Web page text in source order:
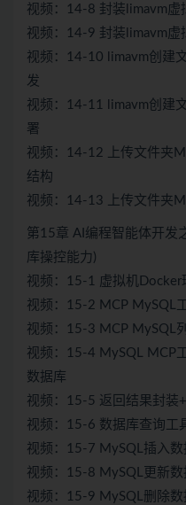
视频：14-8 封装limavm虚
视频：14-9 封装limavm虚
视频：14-10 limavm创建
发
视频：14-11 limavm创建
署
视频：14-12 上传文件夹
结构
视频：14-13 上传文件夹
第15章 AI编程智能体开发
库操控能力)
视频：15-1 虚拟机Docker
视频：15-2 MCP MySQL
视频：15-3 MCP MySQL
视频：15-4 MySQL MCP
数据库
视频：15-5 返回结果封装
视频：15-6 数据库查询工
视频：15-7 MySQL插入数
视频：15-8 MySQL更新数
视频：15-9 MySQL删除数